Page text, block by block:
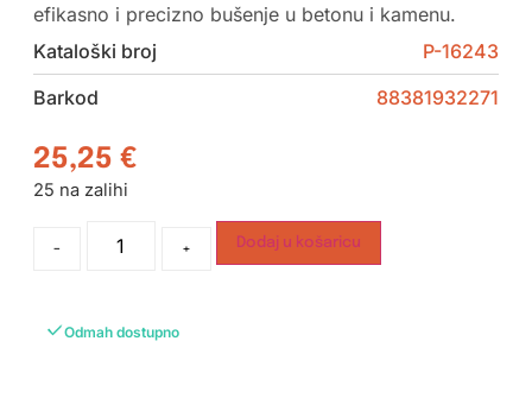
efikasno i precizno bušenje u betonu i kamenu.
Kataloški broj
P-16243
Barkod
88381932271
25,25 €
25 na zalihi
- + Dodaj u košaricu
Odmah dostupno